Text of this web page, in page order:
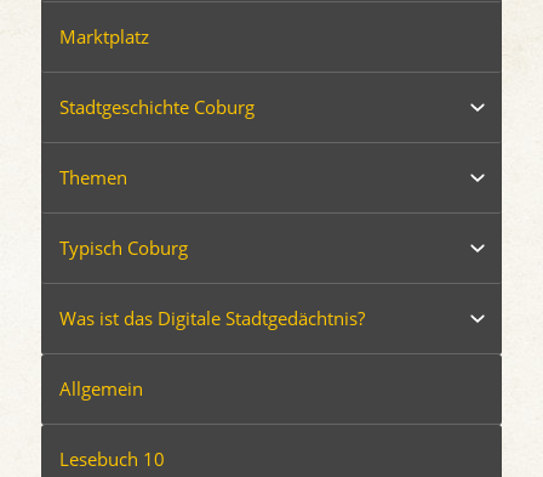
Marktplatz
Stadtgeschichte Coburg
Themen
Typisch Coburg
Was ist das Digitale Stadtgedächtnis?
Allgemein
Lesebuch 10